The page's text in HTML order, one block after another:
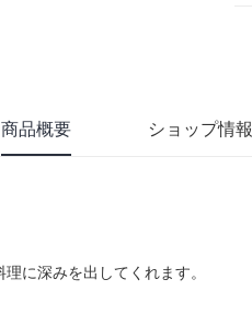
商品概要 ショップ情報
に深みを出してくれます。